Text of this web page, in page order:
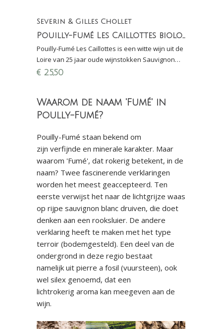
Severin & Gilles Chollet
Pouilly-Fumé Les Caillottes biologisch (in conversie)
Pouilly-Fumé Les Caillottes is een witte wijn uit de
Loire van 25 jaar oude wijnstokken Sauvignon
Blanc. Loepzuiver, strak en mineraal.
€ 25,50
Waarom de naam 'Fumé' in
Poully-Fumé?
Pouilly-Fumé staan bekend om
zijn verfijnde en minerale karakter. Maar
waarom 'Fumé', dat rokerig betekent, in de
naam? Twee fascinerende verklaringen
worden het meest geaccepteerd. Ten
eerste verwijst het naar de lichtgrijze waas
op rijpe sauvignon blanc druiven, die doet
denken aan een rooksluier. De andere
verklaring heeft te maken met het type
terroir (bodemgesteld). Een deel van de
ondergrond in deze regio bestaat
namelijk uit pierre a fosil (vuursteen), ook
wel silex genoemd, dat een
lichtrokerig aroma kan meegeven aan de
wijn.